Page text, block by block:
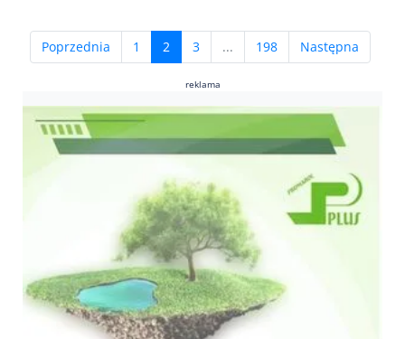
Poprzednia 1 2(current)
3 ... 198 Następna
reklama